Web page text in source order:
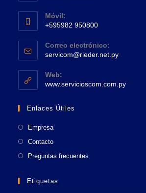
una
nueva
abre
en
tu
aplicación
Móvil:
+595982 950800
abre
en
tu
aplicación
Correo electrónico:
servicom@rieder.net.pySe
aplicación
Web:
www.servicioscom.com.pySe
Enlaces Útiles
Empresa
Contacto
Preguntas frecuentes
Etiquetas